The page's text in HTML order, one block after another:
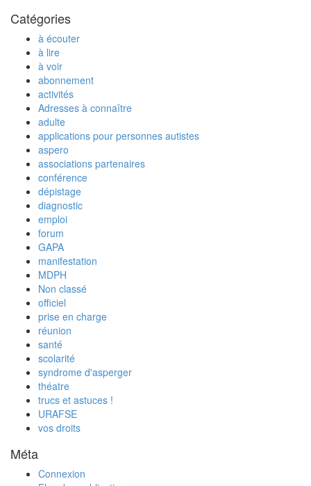
Catégories
à écouter
à lire
à voir
abonnement
activités
Adresses à connaître
adulte
applications pour personnes autistes
aspero
associations partenaires
conférence
dépistage
diagnostic
emploi
forum
GAPA
manifestation
MDPH
Non classé
officiel
prise en charge
réunion
santé
scolarité
syndrome d'asperger
théatre
trucs et astuces !
URAFSE
vos droits
Méta
Connexion